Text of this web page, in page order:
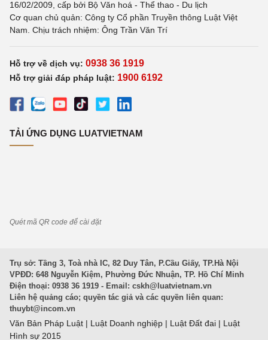
16/02/2009, cấp bởi Bộ Văn hoá - Thể thao - Du lịch
Cơ quan chủ quản: Công ty Cổ phần Truyền thông Luật Việt
Nam. Chịu trách nhiệm: Ông Trần Văn Trí
Hỗ trợ về dịch vụ: 0938 36 1919
Hỗ trợ giải đáp pháp luật: 1900 6192
TẢI ỨNG DỤNG LUATVIETNAM
Quét mã QR code để cài đặt
Trụ sở: Tầng 3, Toà nhà IC, 82 Duy Tân, P.Cầu Giấy, TP.Hà Nội
VPĐD: 648 Nguyễn Kiệm, Phường Đức Nhuận, TP. Hồ Chí Minh
Điện thoại: 0938 36 1919 - Email: cskh@luatvietnam.vn
Liên hệ quảng cáo; quyền tác giả và các quyền liên quan:
thuybt@incom.vn
Văn Bản Pháp Luật | Luật Doanh nghiệp | Luật Đất đai | Luật
Hình sự 2015